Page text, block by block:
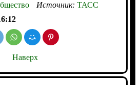
Источник: ТАСС
Наверх